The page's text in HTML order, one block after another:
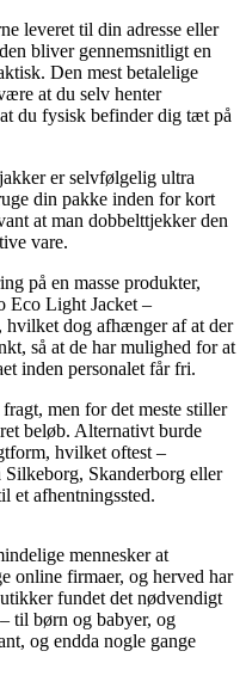
leveret til din adresse eller
bliver gennemsnitligt en
Den mest betalelige
at du selv henter
du fysisk befinder dig tæt på
er selvfølgelig ultra
din pakke inden for kort
at man dobbelttjekker den
vare.
på en masse produkter,
Eco Light Jacket –
dog afhænger af at der
så at de har mulighed for at
inden personalet får fri.
men for det meste stiller
beløb. Alternativt burde
hvilket oftest –
Skanderborg eller
et afhentningssted.
mennesker at
online firmaer, og herved har
fundet det nødvendigt
til børn og babyer, og
og endda nogle gange